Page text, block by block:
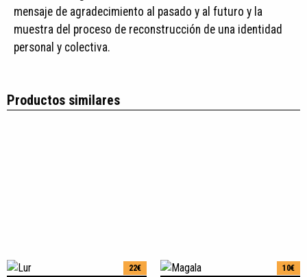
mensaje de agradecimiento al pasado y al futuro y la
muestra del proceso de reconstrucción de una identidad
personal y colectiva.
Productos similares
22€ 10€